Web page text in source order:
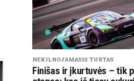
NEKILNOJAMASIS TURTAS
Finišas ir įkurtuvės – tik